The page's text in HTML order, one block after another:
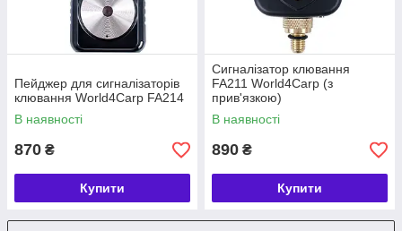
Пейджер для сигналізаторів
клювання World4Carp FA214
В наявності
870 ₴
Купити
Сигналізатор клювання
FA211 World4Carp (з
прив'язкою)
В наявності
890 ₴
Купити